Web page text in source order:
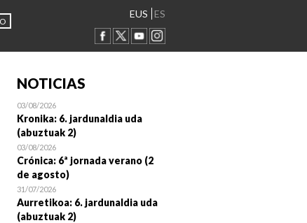
EUS ES
NOTICIAS
03/08/2026
Kronika: 6. jardunaldia uda
(abuztuak 2)
03/08/2026
Crónica: 6ª jornada verano (2
de agosto)
31/07/2026
Aurretikoa: 6. jardunaldia uda
(abuztuak 2)